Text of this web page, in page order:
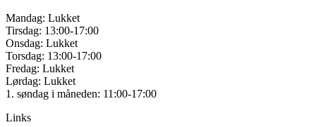
Mandag: Lukket
Tirsdag: 13:00-17:00
Onsdag: Lukket
Torsdag: 13:00-17:00
Fredag: Lukket
Lørdag: Lukket
1. søndag i måneden: 11:00-17:00
Links